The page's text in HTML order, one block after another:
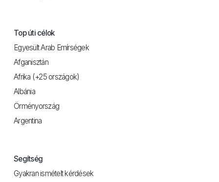
Top úti célok
Egyesült Arab Emírségek
Afganisztán
Afrika (+25 országok)
Albánia
Örményország
Argentina
Segítség
Gyakran ismételt kérdések